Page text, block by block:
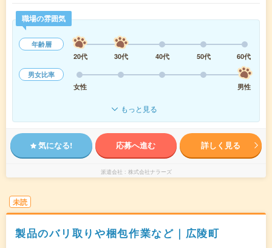
職場の雰囲気
年齢層
20代
30代 40代 50代
60代
男女比率
女性
男性
もっと見る
気になる! 応募へ進む 詳しく見る
派遣会社 株式会社ナラーズ
未読
製品のバリ取りや梱包作業など｜広陵町